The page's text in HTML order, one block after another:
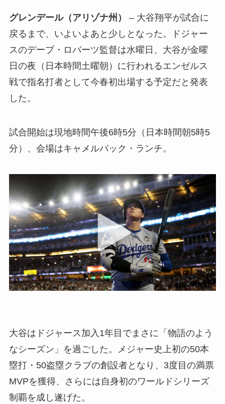
グレンデール（アリゾナ州）
– 大谷翔平が試合に
戻るまで、いよいよあと少しとなった。ドジャー
スのデーブ・ロバーツ監督は水曜日、大谷が金曜
日の夜（日本時間土曜朝）に行われるエンゼルス
戦で指名打者として今春初出場する予定だと発表
した。
試合開始は現地時間午後6時5分（日本時間朝5時5
分）、会場はキャメルバック・ランチ。
大谷はドジャース加入1年目でまさに「物語のよう
なシーズン」を過ごした。メジャー史上初の50本
塁打・50盗塁クラブの創設者となり、3度目の満票
MVPを獲得、さらには自身初のワールドシリーズ
制覇を成し遂げた。